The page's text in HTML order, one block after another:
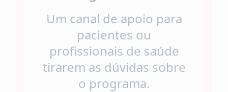
Um canal de apoio para
pacientes ou
profissionais de saúde
tirarem as dúvidas sobre
o programa.